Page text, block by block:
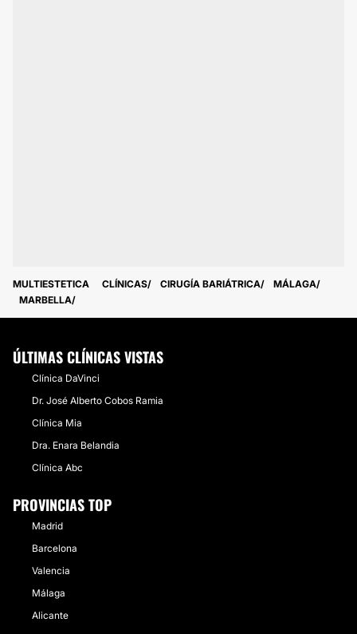
MULTIESTETICA CLÍNICAS CIRUGÍA BARIÁTRICA
MÁLAGA
MARBELLA
ÚLTIMAS CLÍNICAS VISTAS
Clínica DaVinci
Dr. José Alberto Cobos Ramia
Clínica Mia
Dra. Enara Belandia
Clínica Abc
PROVINCIAS TOP
Madrid
Barcelona
Valencia
Málaga
Alicante